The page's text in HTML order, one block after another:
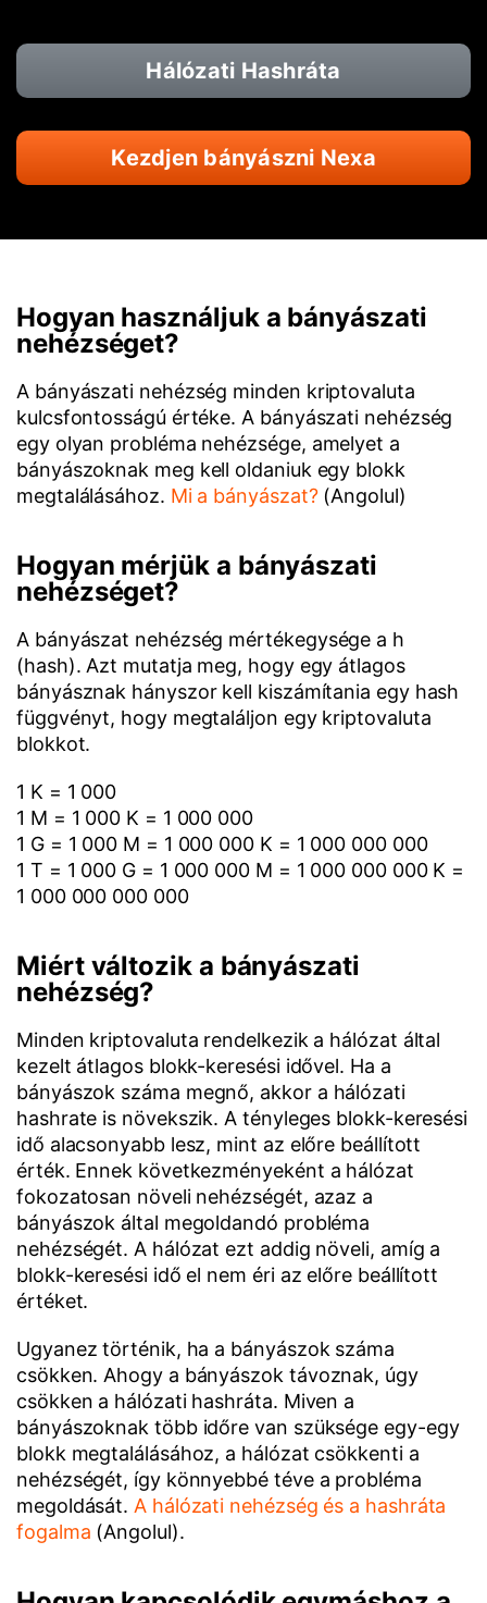
Hálózati Hashráta
Kezdjen bányászni Nexa
Hogyan használjuk a bányászati
nehézséget?
A bányászati nehézség minden kriptovaluta
kulcsfontosságú értéke. A bányászati nehézség
egy olyan probléma nehézsége, amelyet a
bányászoknak meg kell oldaniuk egy blokk
megtalálásához. Mi a bányászat?(Angolul)
Hogyan mérjük a bányászati
nehézséget?
A bányászat nehézség mértékegysége a h
(hash). Azt mutatja meg, hogy egy átlagos
bányásznak hányszor kell kiszámítania egy hash
függvényt, hogy megtaláljon egy kriptovaluta
blokkot.
1 K = 1 000
1 M = 1 000 K = 1 000 000
1 G = 1 000 M = 1 000 000 K = 1 000 000 000
1 T = 1 000 G = 1 000 000 M = 1 000 000 000 K =
1 000 000 000 000
Miért változik a bányászati
nehézség?
Minden kriptovaluta rendelkezik a hálózat által
kezelt átlagos blokk-keresési idővel. Ha a
bányászok száma megnő, akkor a hálózati
hashrate is növekszik. A tényleges blokk-keresési
idő alacsonyabb lesz, mint az előre beállított
érték. Ennek következményeként a hálózat
fokozatosan növeli nehézségét, azaz a
bányászok által megoldandó probléma
nehézségét. A hálózat ezt addig növeli, amíg a
blokk-keresési idő el nem éri az előre beállított
értéket.
Ugyanez történik, ha a bányászok száma
csökken. Ahogy a bányászok távoznak, úgy
csökken a hálózati hashráta. Miven a
bányászoknak több időre van szüksége egy-egy
blokk megtalálásához, a hálózat csökkenti a
nehézségét, így könnyebbé téve a probléma
megoldását. A hálózati nehézség és a hashráta
fogalma (Angolul).